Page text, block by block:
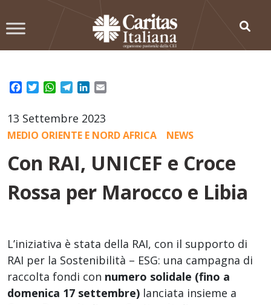
to
Facebook
TwitterWhatsApp
TelegramLinkedIn
13 Settembre 2023
MEDIO ORIENTE E NORD AFRICA NEWS
Con RAI, UNICEF e Croce
Rossa per Marocco e Libia
L’iniziativa è stata della RAI, con il supporto di
RAI per la Sostenibilità – ESG: una campagna di
raccolta fondi con numero solidale (fino a
domenica 17 settembre) lanciata insieme a